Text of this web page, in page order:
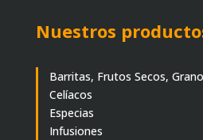
Nuestros
Barritas, Frutos Secos,
Celíacos
Especias
Infusiones